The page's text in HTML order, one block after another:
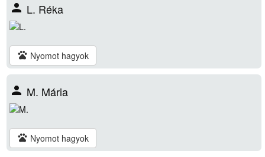
person L. Réka
pets Nyomot hagyok
person M. Mária
pets Nyomot hagyok